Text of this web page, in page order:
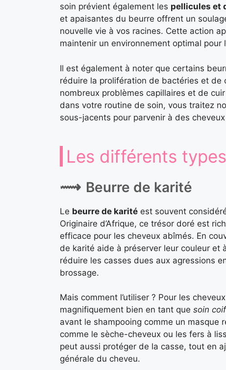
soin prévient également les pellicules et
et apaisantes du beurre offrent un
nouvelle vie à vos racines. Cette action
maintenir un environnement optimal
Il est également à noter que certains
réduire la prolifération de bactéries et de
nombreux problèmes capillaires et de
dans votre routine de soin, vous traitez
sous-jacents pour parvenir à des
Les différents
Beurre de karité
Le beurre de karité est souvent
Originaire d’Afrique, ce trésor doré est
efficace pour les cheveux abîmés. En
de karité aide à préserver leur couleur et
réduire les casses dues aux agressions
brossage.
Mais comment l’utiliser ? Pour les
magnifiquement bien en tant que soin
avant le shampooing comme un masque
comme le sèche-cheveux ou les fers à
peut aussi protéger de la casse, tout en
générale du cheveu.